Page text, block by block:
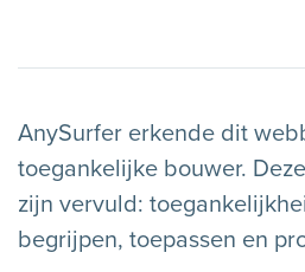
AnySurfer erkende dit
toegankelijke bouwer.
zijn vervuld:
begrijpen, toepassen en